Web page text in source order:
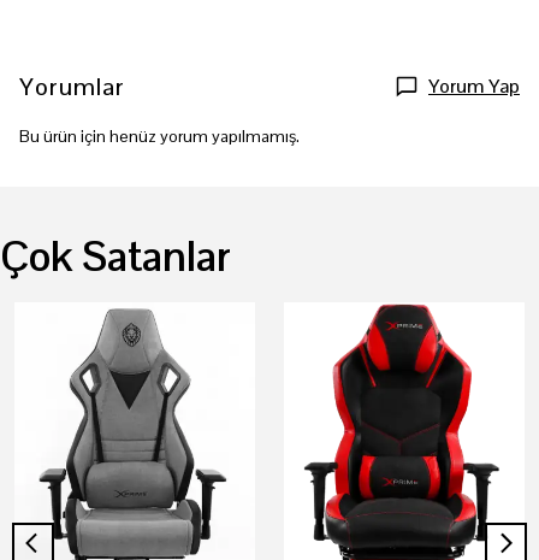
Yorumlar Yorum Yap
Bu ürün için henüz yorum yapılmamış.
Çok Satanlar